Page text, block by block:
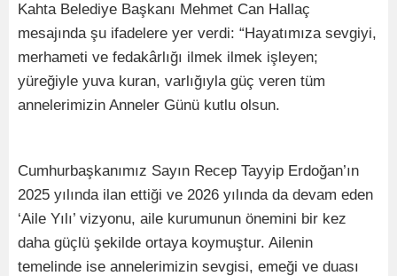
Kahta Belediye Başkanı Mehmet Can Hallaç
mesajında şu ifadelere yer verdi: “Hayatımıza sevgiyi,
merhameti ve fedakârlığı ilmek ilmek işleyen;
yüreğiyle yuva kuran, varlığıyla güç veren tüm
annelerimizin Anneler Günü kutlu olsun.
Cumhurbaşkanımız Sayın Recep Tayyip Erdoğan’ın
2025 yılında ilan ettiği ve 2026 yılında da devam eden
‘Aile Yılı’ vizyonu, aile kurumunun önemini bir kez
daha güçlü şekilde ortaya koymuştur. Ailenin
temelinde ise annelerimizin sevgisi, emeği ve duası